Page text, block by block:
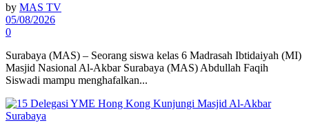
by MAS TV
05/08/2026
0
Surabaya (MAS) – Seorang siswa kelas 6 Madrasah Ibtidaiyah (MI)
Masjid Nasional Al-Akbar Surabaya (MAS) Abdullah Faqih
Siswadi mampu menghafalkan...